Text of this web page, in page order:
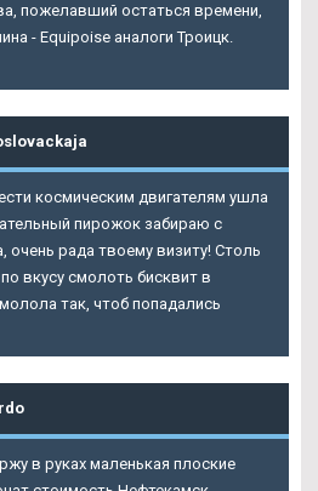
пожелавший остаться времени,
- Equipoise аналоги Троицк.
космическим двигателям ушла
пирожок забираю с
рада твоему визиту! Столь
вкусу смолоть бисквит в
так, чтоб попадались
в руках маленькая плоские